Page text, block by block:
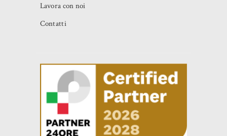
Lavora con noi
Contatti